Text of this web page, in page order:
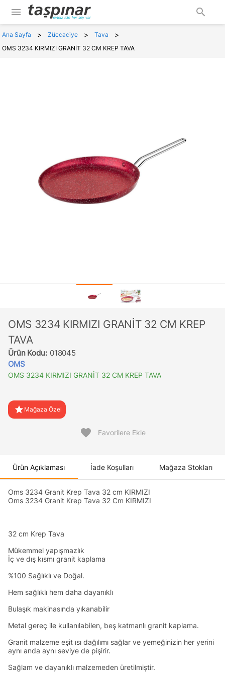
menu search
Ana Sayfa > Züccaciye > Tava >
OMS 3234 KIRMIZI GRANİT 32 CM KREP TAVA
OMS 3234 KIRMIZI GRANİT 32 CM KREP
TAVA
Ürün Kodu: 018045
OMS
OMS 3234 KIRMIZI GRANİT 32 CM KREP TAVA
star Mağaza Özel
favorite Favorilere Ekle
Ürün Açıklaması İade Koşulları Mağaza Stokları
Oms 3234 Granit Krep Tava 32 cm KIRMIZI
Oms 3234 Granit Krep Tava 32 Cm KIRMIZI
32 cm Krep Tava
Mükemmel yapışmazlık
İç ve dış kısmı granit kaplama
%100 Sağlıklı ve Doğal.
Hem sağlıklı hem daha dayanıklı
Bulaşık makinasında yıkanabilir
Metal gereç ile kullanılabilen, beş katmanlı granit kaplama.
Granit malzeme eşit ısı dağılımı sağlar ve yemeğinizin her yerini
aynı anda aynı seviye de pişirir.
Sağlam ve dayanıklı malzemeden üretilmiştir.